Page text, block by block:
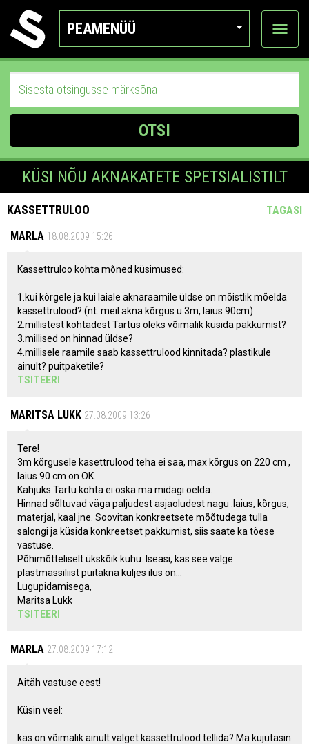
PEAMENÜÜ
Ava
OTSI
KÜSI NÕU AKNAKATETE SPETSIALISTILT
KASSETTRULOO
TAGASI
MARLA 18.08.2009 15:26
Kassettruloo kohta mõned küsimused:
1.kui kõrgele ja kui laiale aknaraamile üldse on mõistlik mõelda
kassettrulood? (nt. meil akna kõrgus u 3m, laius 90cm)
2.millistest kohtadest Tartus oleks võimalik küsida pakkumist?
3.millised on hinnad üldse?
4.millisele raamile saab kassettrulood kinnitada? plastikule
ainult? puitpaketile?
TSITEERI
MARITSA LUKK 27.08.2009 13:26
Tere!
3m kõrgusele kasettrulood teha ei saa, max kõrgus on 220 cm ,
laius 90 cm on OK.
Kahjuks Tartu kohta ei oska ma midagi öelda.
Hinnad sõltuvad väga paljudest asjaoludest nagu :laius, kõrgus,
materjal, kaal jne. Soovitan konkreetsete mõõtudega tulla
salongi ja küsida konkreetset pakkumist, siis saate ka tõese
vastuse.
Põhimõtteliselt ükskõik kuhu. Iseasi, kas see valge
plastmassiliist puitakna küljes ilus on...
Lugupidamisega,
Maritsa Lukk
TSITEERI
MARLA 27.08.2009 17:12
Aitäh vastuse eest!
Küsin veel:
kas on võimalik ainult valget kassettrulood tellida? Ma kujutasin